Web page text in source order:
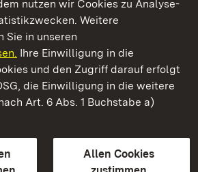
nutzen wir Cookies zu Analyse-
Weitere
Sie in unseren
Ihre Einwilligung in die
und den Zugriff darauf erfolgt
die Einwilligung in die weitere
Art. 6 Abs. 1 Buchstabe a)
Allen Cookies
Gärten Baden‑Württemberg
und Gärten Baden-Württemberg
Sprache
Seiten)